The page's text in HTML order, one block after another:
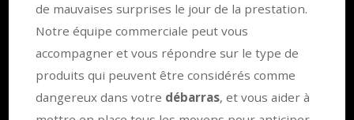
de mauvaises surprises le jour de la prestation.
Notre équipe commerciale peut vous
accompagner et vous répondre sur le type de
produits qui peuvent être considérés comme
dangereux dans votre débarras, et vous aider à